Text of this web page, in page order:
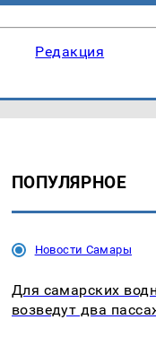
Редакция
ПОПУЛЯРНОЕ
Новости Самары
Для самарских
возведут два